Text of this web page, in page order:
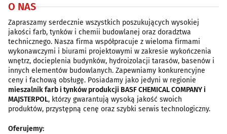
O NAS
Zapraszamy serdecznie wszystkich poszukujących wysokiej
jakości farb, tynków i chemii budowlanej oraz doradztwa
technicznego. Nasza firma współpracuje z wieloma firmami
wykonawczymi i biurami projektowymi w zakresie wykończenia
wnętrz, docieplenia budynków, hydroizolacji tarasów, basenów i
innych elementów budowlanych. Zapewniamy konkurencyjne
ceny i fachową obsługę. Posiadamy jako jedyni w regionie
mieszalnik farb i tynków produkcji BASF CHEMICAL COMPANY i
MAJSTERPOL, którzy gwarantują wysoką jakość swoich
produktów, przystępną cenę oraz szybki serwis technologiczny.
Oferujemy: